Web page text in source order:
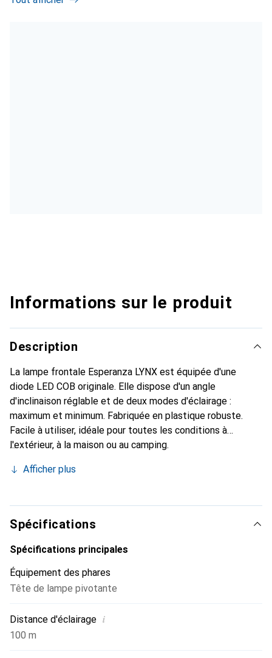
Informations sur le produit
Description
La lampe frontale Esperanza LYNX est équipée d'une
diode LED COB originale. Elle dispose d'un angle
d'inclinaison réglable et de deux modes d'éclairage :
maximum et minimum. Fabriquée en plastique robuste.
Facile à utiliser, idéale pour toutes les conditions à
l'extérieur, à la maison ou au camping.
Afficher plus
Spécifications
Spécifications principales
Équipement des phares
Tête de lampe pivotante
Distance d'éclairage i
100 m